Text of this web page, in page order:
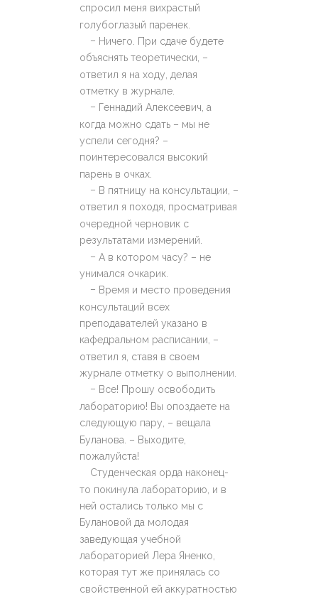
спросил меня вихрастый
голубоглазый паренек.
– Ничего. При сдаче будете
объяснять теоретически, –
ответил я на ходу, делая
отметку в журнале.
–
Геннадий Алексеевич, а
когда можно сдать – мы не
успели сегодня? –
поинтересовался высокий
парень в очках.
– В пятницу на консультации, –
ответил я походя, просматривая
очередной черновик с
результатами измерений.
– А в котором часу? – не
унимался очкарик.
– Время и место проведения
консультаций всех
преподавателей указано в
кафедральном расписании, –
ответил я, ставя в своем
журнале отметку о выполнении.
– Все! Прошу освободить
лабораторию! Вы опоздаете на
следующую пару, – вещала
Буланова. – Выходите,
пожалуйста!
Студенческая орда наконец-
то покинула лабораторию, и в
ней остались только мы с
Булановой да молодая
заведующая учебной
лабораторией Лера Яненко,
которая тут же принялась со
свойственной ей аккуратностью